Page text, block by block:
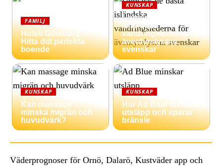
FAMILJ
Hotell Göteborg –
Hitta ditt perfekta
boende
KUNSKAP
Upptäck de bästa
isländska
vandringslederna för
äventyrslystna
svenskar
KUNSKAP
Kan massage
minska migrän och
huvudvärk?
KUNSKAP
Hur Ad Blue minskar
utsläpp och sparar
bränsle
Väderprognoser för Ornö, Dalarö, Kustväder app och